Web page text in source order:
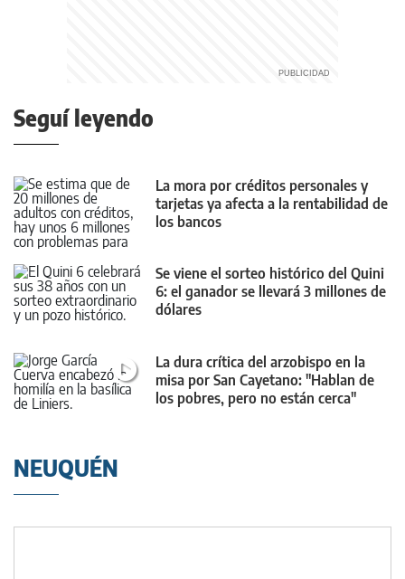
Seguí leyendo
La mora por créditos personales y
tarjetas ya afecta a la rentabilidad de
los bancos
Se viene el sorteo histórico del Quini
6: el ganador se llevará 3 millones de
dólares
La dura crítica del arzobispo en la
misa por San Cayetano: "Hablan de
los pobres, pero no están cerca"
NEUQUÉN